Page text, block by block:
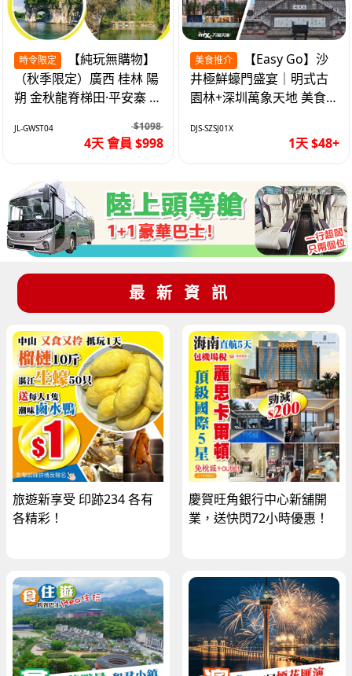
時令限定
（秋季限定）廣西 桂林 陽
朔 金秋龍脊梯田·平安寨 城
4天
JL-GWST04 $1098
4天 會員 $998
美食推介
井極鮮蠔門盛宴｜明式古
園林+深圳萬象天地 美食
DJS-SZSJ01X
1天 $48+
最新資訊
旅遊新享受 印跡234 各有
各精彩！
慶賀旺角銀行中心新舖開
業，送快閃72小時優惠！